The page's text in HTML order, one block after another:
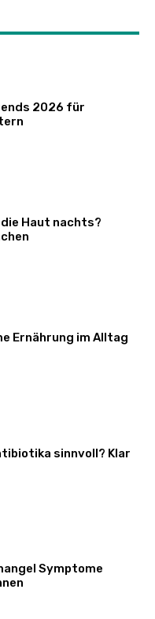
2026 für
Haut nachts?
Ernährung im Alltag
sinnvoll? Klar
Symptome